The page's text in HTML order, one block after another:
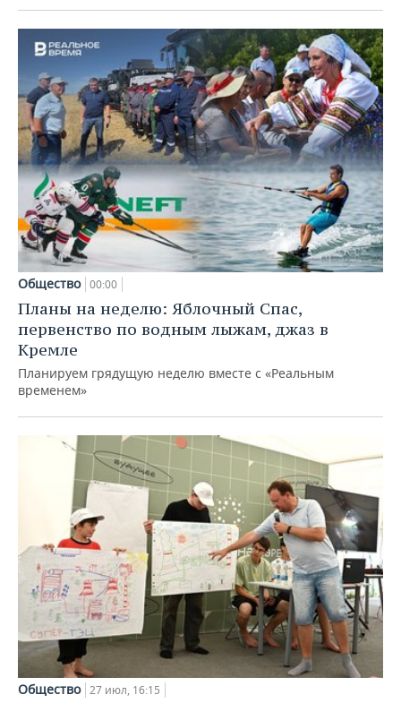
Общество 00:00
Планы на неделю: Яблочный Спас,
первенство по водным лыжам, джаз в
Кремле
Планируем грядущую неделю вместе с «Реальным
временем»
Общество 27 июл, 16:15